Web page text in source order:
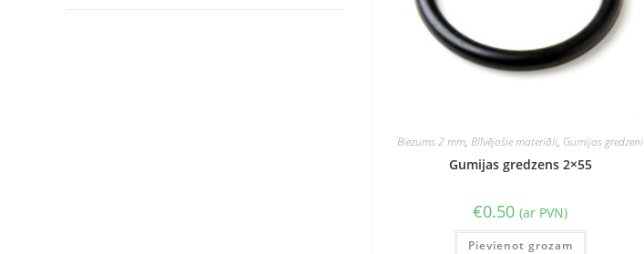
Biezums 2 mm,Blīvējošie materiāli, Gumijas gredzeni
Gumijas gredzens 2×55
€0.50 (ar PVN)
Pievienot grozam